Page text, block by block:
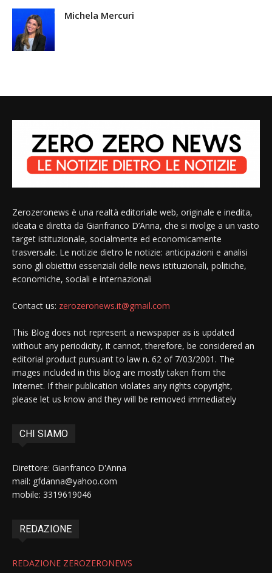
Michela Mercuri
Zerozeronews è una realtà editoriale web, originale e inedita,
ideata e diretta da Gianfranco D’Anna, che si rivolge a un vasto
target istituzionale, socialmente ed economicamente
trasversale. Le notizie dietro le notizie: anticipazioni e analisi
sono gli obiettivi essenziali delle news istituzionali, politiche,
economiche, sociali e internazionali
Contact us: zerozeronews.it@gmail.com
This Blog does not represent a newspaper as is updated
without any periodicity, it cannot, therefore, be considered an
editorial product pursuant to law n. 62 of 7/03/2001. The
images included in this blog are mostly taken from the
Internet. If their publication violates any rights copyright,
please let us know and they will be removed immediately
CHI SIAMO
Direttore: Gianfranco D'Anna
mail: gfdanna@yahoo.com
mobile: 3319619046
REDAZIONE
REDAZIONE ZEROZERONEWS